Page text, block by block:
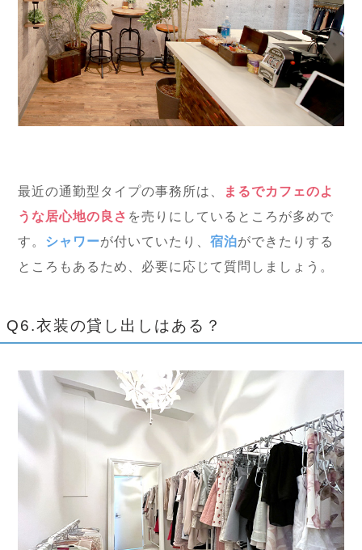
最近の通勤型タイプの事務所は、
まるでカフェのよ
うな居心地の良さ を売りにしているところが多めで
す。 シャワーが付いていたり、宿泊ができたりする
ところもあるため、必要に応じて質問しましょう。
Q6.衣装の貸し出しはある？